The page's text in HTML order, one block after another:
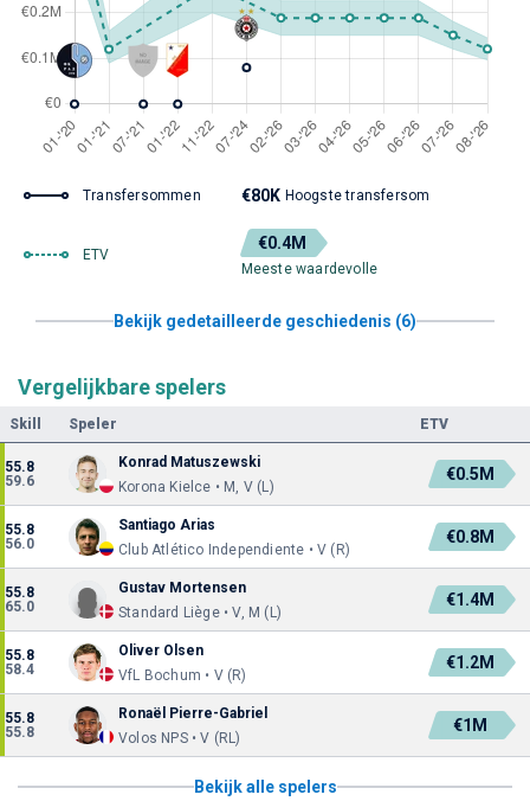
Transfersommen €80K Hoogste transfersom
ETV
€0.4M
Meeste waardevolle
Bekijk gedetailleerde geschiedenis (6)
Vergelijkbare spelers
Skill Speler ETV
55.8
59.6
Konrad Matuszewski
Korona Kielce • M, V (L)
€0.5M
55.8
56.0
Santiago Arias
Club Atlético Independiente • V (R)
€0.8M
55.8
65.0
Gustav Mortensen
Standard Liège • V, M (L)
€1.4M
55.8
58.4
Oliver Olsen
VfL Bochum • V (R)
€1.2M
55.8
55.8
Ronaël Pierre-Gabriel
Volos NPS • V (RL)
€1M
Bekijk alle spelers